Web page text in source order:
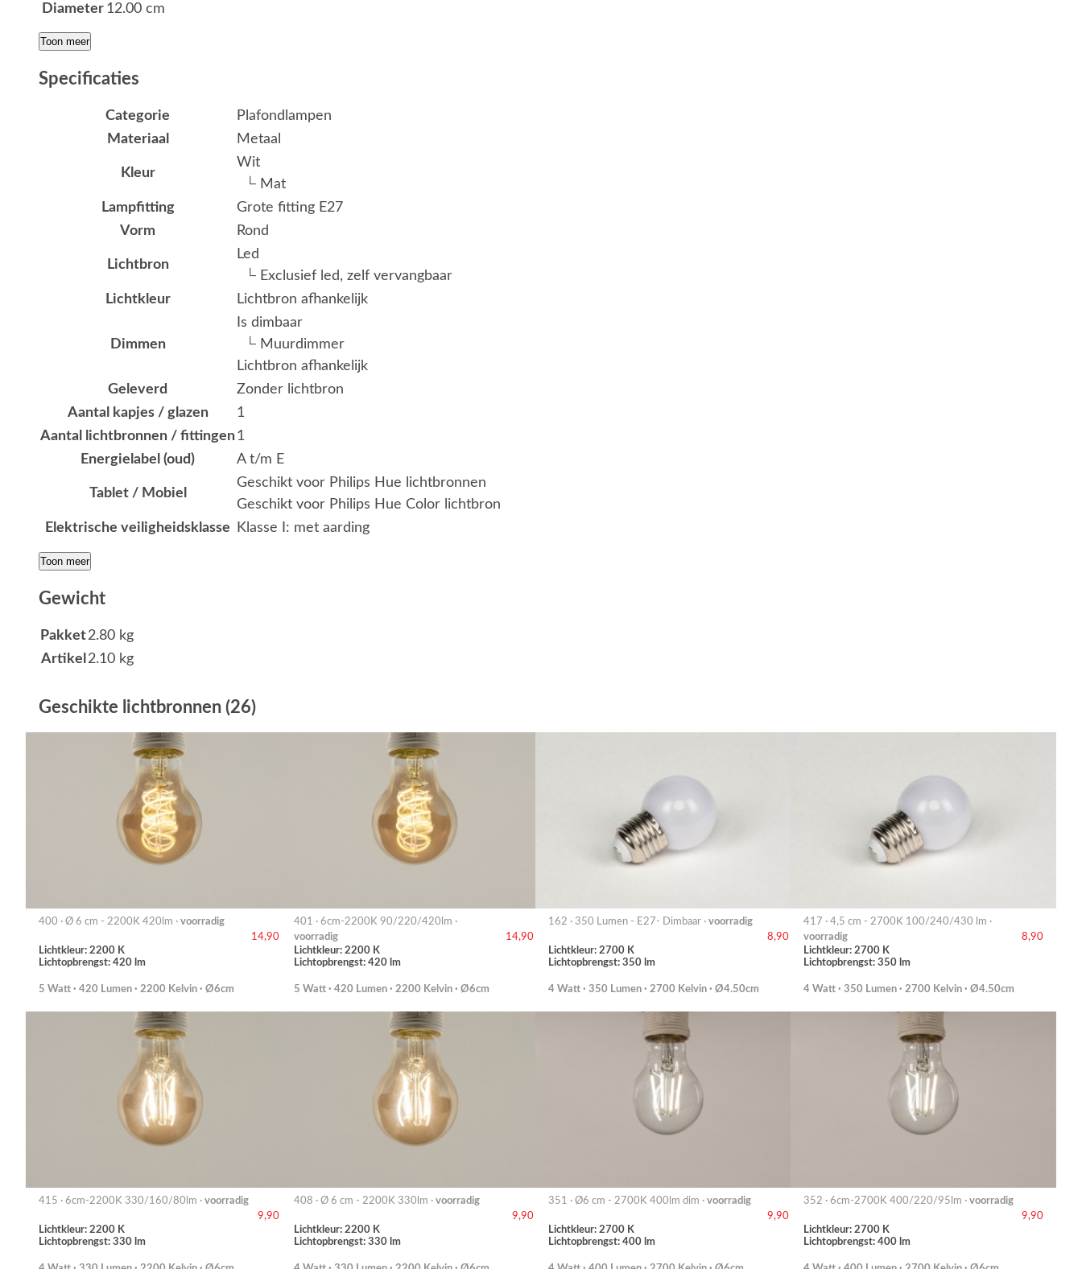
Diameter 12.00 cm
Toon meer
Specificaties
Categorie
Plafondlampen
Materiaal
Metaal
Kleur
Wit
└ Mat
Lampfitting
Grote fitting E27
Vorm
Rond
Lichtbron
Led
└ Exclusief led, zelf vervangbaar
Lichtkleur
Lichtbron afhankelijk
Dimmen
Is dimbaar
└ Muurdimmer
Lichtbron afhankelijk
Geleverd
Zonder lichtbron
Aantal kapjes / glazen
1
Aantal lichtbronnen / fittingen1
Energielabel (oud)
A t/m E
Tablet / Mobiel
Geschikt voor Philips Hue lichtbronnen
Geschikt voor Philips Hue Color lichtbron
Elektrische veiligheidsklasse
Klasse I: met aarding
Toon meer
Gewicht
Pakket2.80 kg
Artikel 2.10 kg
Geschikte lichtbronnen (26)
400 · Ø 6 cm - 2200K 420lm · voorradig
14,90
Lichtkleur: 2200 K
Lichtopbrengst: 420 lm
5 Watt · 420 Lumen · 2200 Kelvin · Ø6cm
401 · 6cm-2200K 90/220/420lm ·
voorradig
14,90
Lichtkleur: 2200 K
Lichtopbrengst: 420 lm
5 Watt · 420 Lumen · 2200 Kelvin · Ø6cm
162 · 350 Lumen - E27- Dimbaar · voorradig
8,90
Lichtkleur: 2700 K
Lichtopbrengst: 350 lm
4 Watt · 350 Lumen · 2700 Kelvin · Ø4.50cm
417 · 4,5 cm - 2700K 100/240/430 lm ·
voorradig
8,90
Lichtkleur: 2700 K
Lichtopbrengst: 350 lm
4 Watt · 350 Lumen · 2700 Kelvin · Ø4.50cm
415 · 6cm-2200K 330/160/80lm · voorradig
9,90
Lichtkleur: 2200 K
Lichtopbrengst: 330 lm
408 · Ø 6 cm - 2200K 330lm · voorradig
9,90
Lichtkleur: 2200 K
Lichtopbrengst: 330 lm
351 · Ø6 cm - 2700K 400lm dim · voorradig
9,90
Lichtkleur: 2700 K
Lichtopbrengst: 400 lm
352 · 6cm-2700K 400/220/95lm · voorradig
9,90
Lichtkleur: 2700 K
Lichtopbrengst: 400 lm